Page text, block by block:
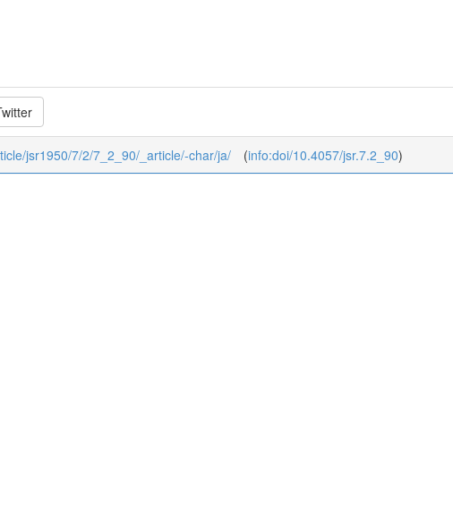
jsr1950/7/2/7_2_90/_article/-char/ja/ (info:doi/10.4057/jsr.7.2_90)